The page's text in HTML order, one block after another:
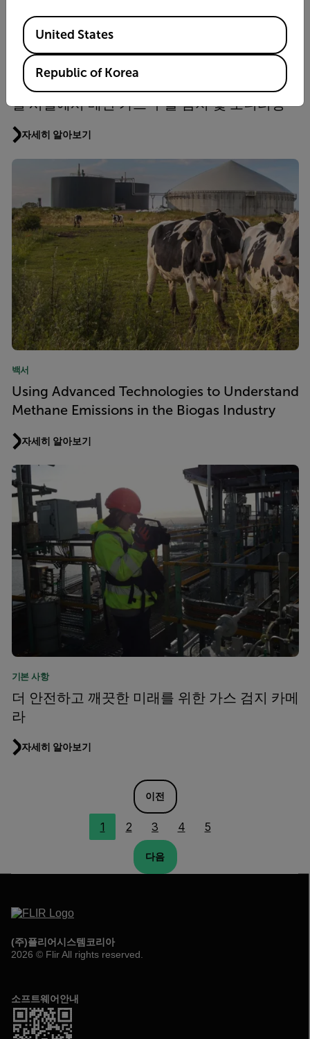
애플리케이션 스토리
Flir OGI 카메라 및 AI를 사용하여 LNG 압력 조
절 시설에서 메탄 가스 누출 감지 및 모니터링
자세히 알아보기
백서
Using Advanced Technologies to Understand
Methane Emissions in the Biogas Industry
자세히 알아보기
기본 사항
더 안전하고 깨끗한 미래를 위한 가스 검지 카메
라
자세히 알아보기
이전
1 2 3 4 5
다음
(주)플리어시스템코리아
2026 © Flir All rights reserved.
소프트웨어안내
Available Locations
United States
Republic of Korea